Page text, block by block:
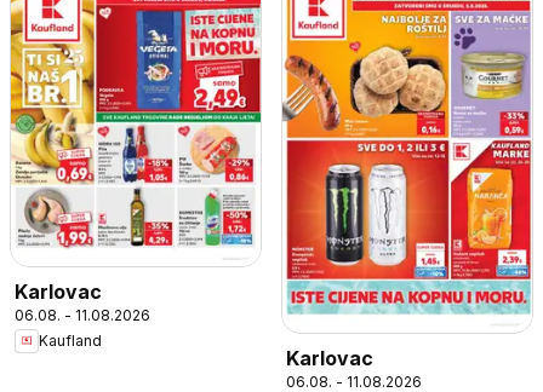
Karlovac
06.08. - 11.08.2026
Kaufland
Karlovac
06.08. - 11.08.2026